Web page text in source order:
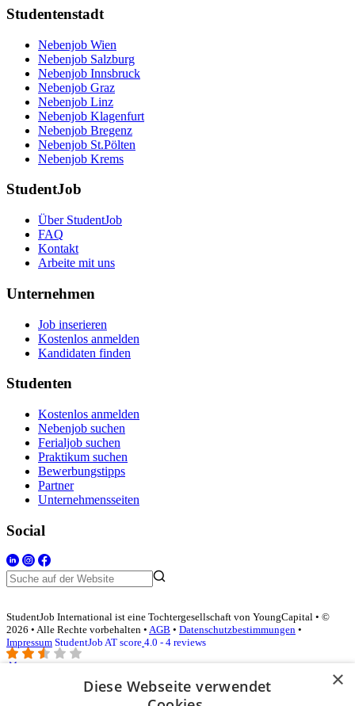
Studentenstadt
Nebenjob Wien
Nebenjob Salzburg
Nebenjob Innsbruck
Nebenjob Graz
Nebenjob Linz
Nebenjob Klagenfurt
Nebenjob Bregenz
Nebenjob St.Pölten
Nebenjob Krems
StudentJob
Über StudentJob
FAQ
Kontakt
Arbeite mit uns
Unternehmen
Job inserieren
Kostenlos anmelden
Kandidaten finden
Studenten
Kostenlos anmelden
Nebenjob suchen
Ferialjob suchen
Praktikum suchen
Bewerbungstipps
Partner
Unternehmensseiten
Social
StudentJob International ist eine Tochtergesellschaft von YoungCapital • ©
2026 • Alle Rechte vorbehalten • AGB • Datenschutzbestimmungen •
Impressum StudentJob AT score 4.0 - 4 reviews
Login für Unternehmen
×
Diese Webseite verwendet